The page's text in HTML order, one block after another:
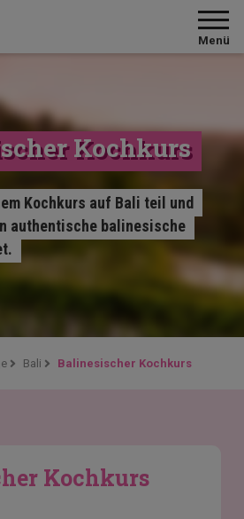
Menü
Kochkurs
Kochkurs auf Bali teil und
authentische balinesische
Bali Balinesischer Kochkurs
Kochkurs